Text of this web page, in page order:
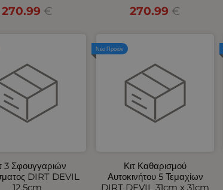
270.99 € 270.99 €
3 Σφουγγαριών
DIRT DEVIL
12,5cm
Κιτ Καθαρισμού
Αυτοκινήτου 5 Τεμαχίων
DIRT DEVIL 31cm x 31cm
Νέο Προϊόν